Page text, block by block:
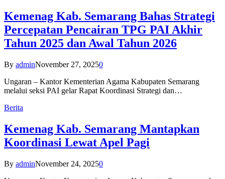
Kemenag Kab. Semarang Bahas Strategi
Percepatan Pencairan TPG PAI Akhir
Tahun 2025 dan Awal Tahun 2026
By adminNovember 27, 20250
Ungaran – Kantor Kementerian Agama Kabupaten Semarang
melalui seksi PAI gelar Rapat Koordinasi Strategi dan…
Berita
Kemenag Kab. Semarang Mantapkan
Koordinasi Lewat Apel Pagi
By adminNovember 24, 20250